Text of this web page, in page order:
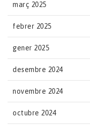
març 2025
febrer 2025
gener 2025
desembre 2024
novembre 2024
octubre 2024